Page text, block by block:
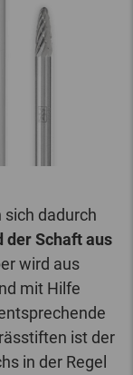
sich dadurch
der Schaft aus
wird aus
mit Hilfe
ist der
in der Regel